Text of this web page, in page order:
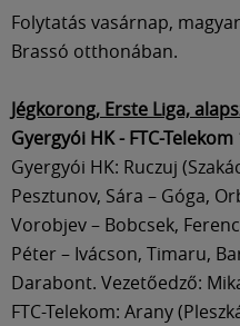
Folytatás vasárnap,
Brassó otthonában.
Jégkorong, Erste Liga,
Gyergyói HK - FTC-Telekom
Gyergyói HK: Ruczuj
Pesztunov, Sára – Góga,
Vorobjev – Bobcsek,
Péter – Ivácson, Timaru,
Darabont. Vezetőedző:
FTC-Telekom: Arany